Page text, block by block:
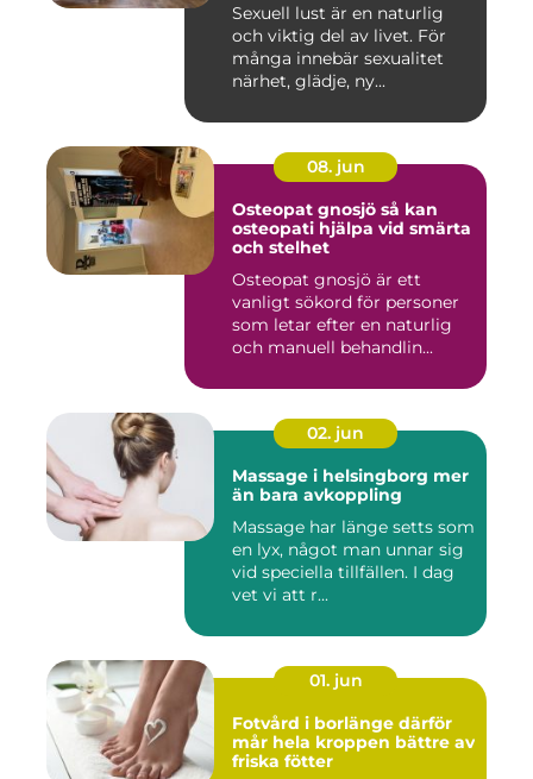
Sexuell lust är en naturlig
och viktig del av livet. För
många innebär sexualitet
närhet, glädje, ny...
08. jun
Osteopat gnosjö så kan
osteopati hjälpa vid smärta
och stelhet
Osteopat gnosjö är ett
vanligt sökord för personer
som letar efter en naturlig
och manuell behandlin...
02. jun
Massage i helsingborg mer
än bara avkoppling
Massage har länge setts som
en lyx, något man unnar sig
vid speciella tillfällen. I dag
vet vi att r...
01. jun
Fotvård i borlänge därför
mår hela kroppen bättre av
friska fötter